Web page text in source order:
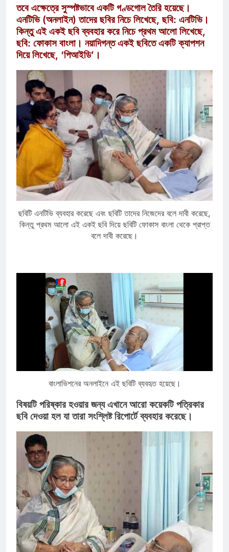
তবে এক্ষেত্রে সুস্পষ্টভাবে একটি গণ্ডগোল তৈরি হয়েছে।
এনটিভি (অনলাইন) তাদের ছবির নিচে লিখেছে, ছবি: এনটিভি।
কিন্তু এই একই ছবি ব্যবহার করে নিচে প্রথম আলো লিখেছে,
ছবি: ফোকাস বাংলা। নয়াদিগন্ত একই ছবিতে একটি ক্যাপশন
দিয়ে লিখেছে, ‘পিআইডি’।
ছবিটি এনটিভি ব্যবহার করেছে এবং ছবিটি তাদের নিজেদের বলে দাবী করেছে,
কিন্তু প্রথম আলো এই একই ছবি দিয়ে ছবিটি ফোকাস বাংলা থেকে প্রাপ্ত
বলে দাবী করেছে।
বাংলাভিশনের অনলাইনে এই ছবিটি ব্যবহৃত হয়েছে।
বিষয়টি পরিষ্কার হওয়ার জন্য এখানে আরো কয়েকটি পত্রিকার
ছবি দেওয়া হল যা তারা সংশ্লিষ্ট রিপোর্টে ব্যবহার করেছে।